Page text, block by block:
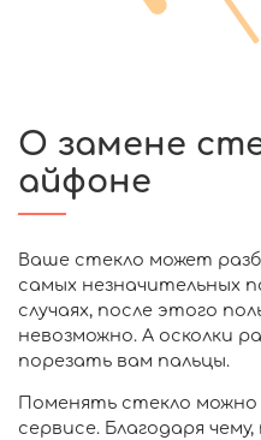
О замене
айфоне
Ваше стекло может
самых незначительных
случаях, после этого
невозможно. А осколки
порезать вам пальцы.
Поменять стекло можно
сервисе. Благодаря